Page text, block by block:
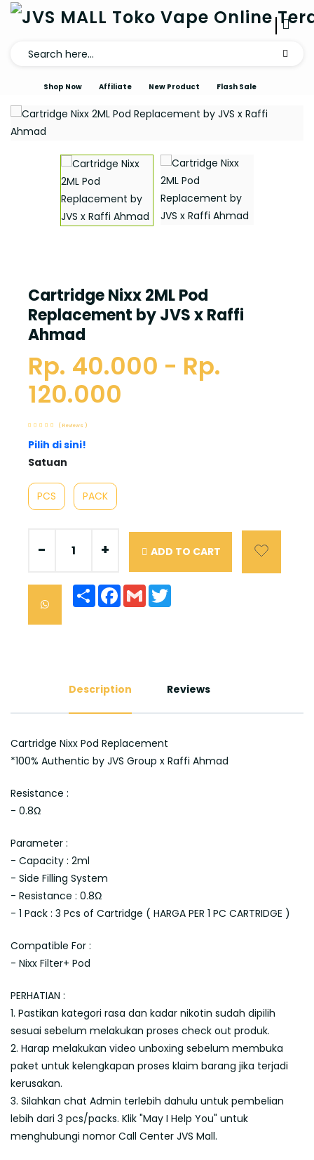
Shop Now Affiliate New Product Flash Sale
Cartridge Nixx 2ML Pod
Replacement by JVS x Raffi
Ahmad
Rp. 40.000 - Rp.
120.000
( Reviews )
Pilih di sini!
Satuan
PCS PACK
- + ADD TO CART
Share Facebook
Gmail
Description Reviews
Cartridge Nixx Pod Replacement
*100% Authentic by JVS Group x Raffi Ahmad
Resistance :
- 0.8Ω
Parameter :
- Capacity : 2ml
- Side Filling System
- Resistance : 0.8Ω
- 1 Pack : 3 Pcs of Cartridge ( HARGA PER 1 PC CARTRIDGE )
Compatible For :
- Nixx Filter+ Pod
PERHATIAN :
1. Pastikan kategori rasa dan kadar nikotin sudah dipilih
sesuai sebelum melakukan proses check out produk.
2. Harap melakukan video unboxing sebelum membuka
paket untuk kelengkapan proses klaim barang jika terjadi
kerusakan.
3. Silahkan chat Admin terlebih dahulu untuk pembelian
lebih dari 3 pcs/packs. Klik "May I Help You" untuk
menghubungi nomor Call Center JVS Mall.